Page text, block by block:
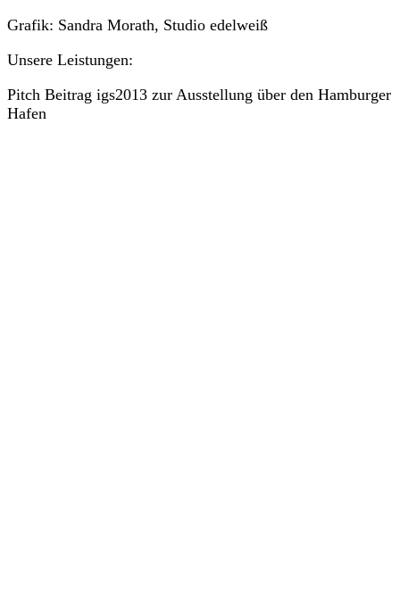
Grafik: Sandra Morath, Studio edelweiß
Unsere Leistungen:
Pitch Beitrag igs2013 zur Ausstellung über den Hamburger
Hafen